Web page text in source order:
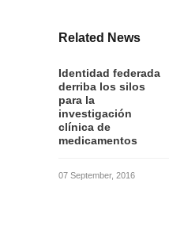
Related News
Identidad federada
derriba los silos
para la
investigación
clínica de
medicamentos
07 September, 2016